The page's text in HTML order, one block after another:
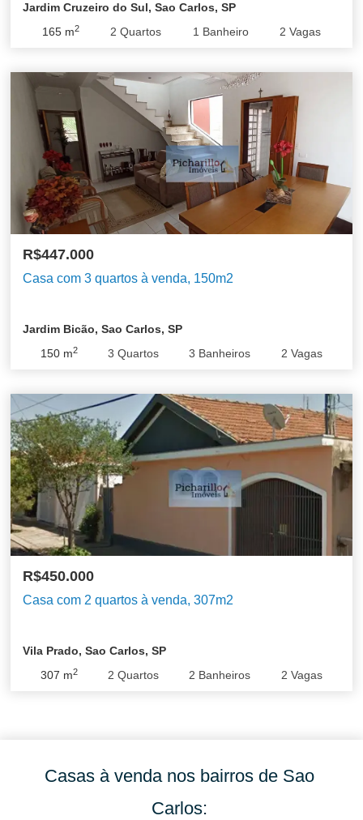
Jardim Cruzeiro do Sul, Sao Carlos, SP
165m2 2 Quartos 1 Banheiro 2 Vagas
R$447.000
Casa com 3 quartos à venda, 150m2
Jardim Bicão, Sao Carlos, SP
150 m2 3 Quartos 3 Banheiros 2 Vagas
R$450.000
Casa com 2 quartos à venda, 307m2
Vila Prado, Sao Carlos, SP
307 m2 2 Quartos 2 Banheiros 2 Vagas
Casas à venda nos bairros de Sao
Carlos: